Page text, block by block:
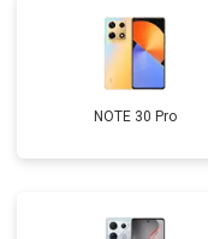
NOTE 30 Pro